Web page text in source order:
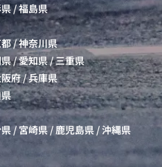
/福島県
/神奈川県
/愛知県/三重県
府/兵庫県
/ 宮崎県/鹿児島県 /沖縄県